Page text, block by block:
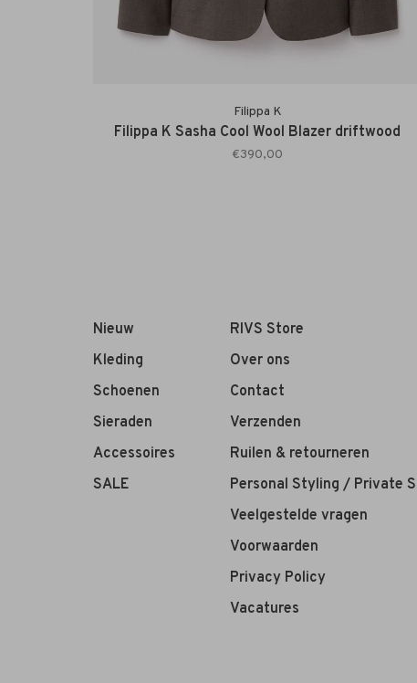
Filippa K
Filippa K Sasha Cool Wool Blazer driftwood
€390,00
Nieuw
Kleding
Schoenen
Sieraden
Accessoires
SALE
RIVS Store
Over ons
Contact
Verzenden
Ruilen & retourneren
Personal Styling / Private
Veelgestelde vragen
Voorwaarden
Privacy Policy
Vacatures